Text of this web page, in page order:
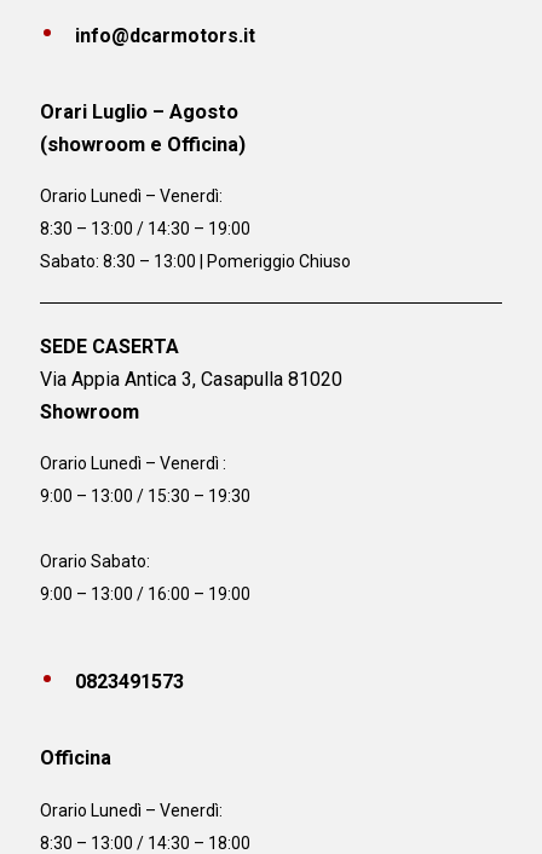
info@dcarmotors.it
Orari Luglio – Agosto
(showroom e Officina)
Orario Lunedì – Venerdì:
8:30 – 13:00 / 14:30 – 19:00
Sabato: 8:30 – 13:00 | Pomeriggio Chiuso
SEDE CASERTA
Via Appia Antica 3, Casapulla 81020
Showroom
Orario Lunedì – Venerdì :
9:00 – 13:00 / 15:30 – 19:30
Orario Sabato:
9:00 – 13:00 / 16:00 – 19:00
0823491573
Officina
Orario Lunedì – Venerdì:
8:30 – 13:00 / 14:30 – 18:00